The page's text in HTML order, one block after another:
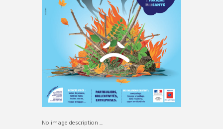
No image description ...